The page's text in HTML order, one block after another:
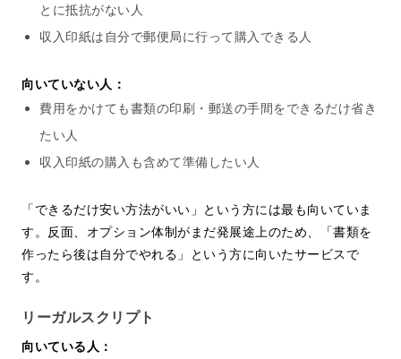
とに抵抗がない人
収入印紙は自分で郵便局に行って購入できる人
向いていない人：
費用をかけても書類の印刷・郵送の手間をできるだけ省き
たい人
収入印紙の購入も含めて準備したい人
「できるだけ安い方法がいい」という方には最も向いていま
す。反面、オプション体制がまだ発展途上のため、「書類を
作ったら後は自分でやれる」という方に向いたサービスで
す。
リーガルスクリプト
向いている人：